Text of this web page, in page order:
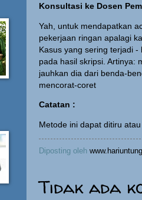
Konsultasi ke Dosen
Yah, untuk mendapatkan
pekerjaan ringan apalagi
Kasus yang sering terjadi
pada hasil skripsi. Artinya:
jauhkan dia dari benda-
mencorat-coret
Catatan :
Metode ini dapat ditiru
Diposting oleh
Tidak ada